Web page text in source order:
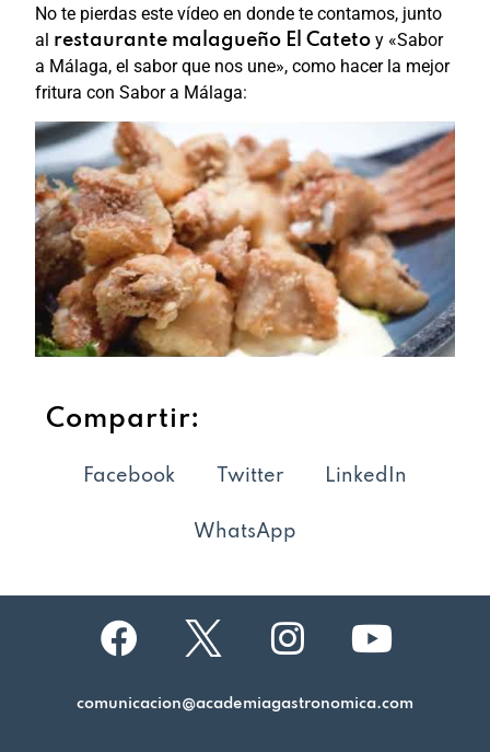
No te pierdas este vídeo en donde te contamos, junto
al restaurante malagueño El Cateto y «Sabor
a Málaga, el sabor que nos une», como hacer la mejor
fritura con Sabor a Málaga:
Compartir:
Facebook Twitter LinkedIn
WhatsApp
comunicacion@academiagastronomica.com